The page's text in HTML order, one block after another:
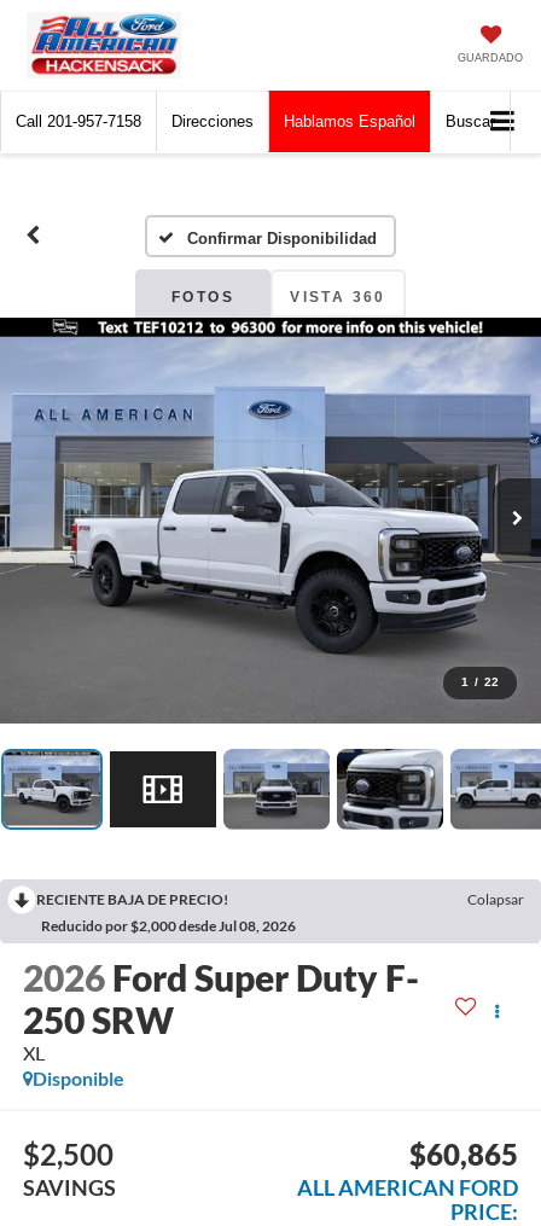
GUARDADO
Call 201-957-7158 Direcciones Hablamos Español Buscar
Confirmar Disponibilidad
FOTOS VISTA 360
1 / 22
RECIENTE BAJA DE PRECIO!
Colapsar
Reducido por $2,000 desde Jul 08, 2026
2026 Ford Super Duty F-
250 SRW
XL
Disponible
$2,500
SAVINGS
$60,865
ALL AMERICAN FORD
PRICE: